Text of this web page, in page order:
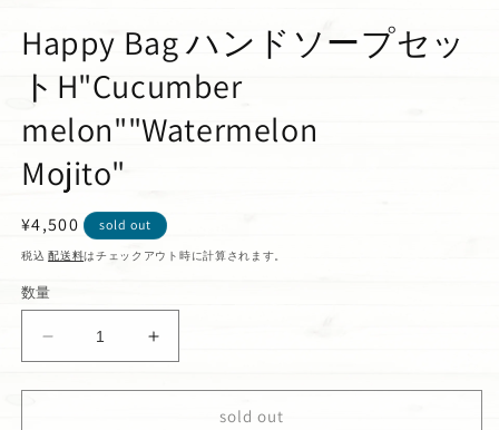
Happy Bag ハンドソープセッ
トH"Cucumber
melon""Watermelon
Mojito"
通
常
格
¥4,500 sold out
税込配送料はチェックアウト時に計算されます。
数量
Happy
Bag
ハ
Happy
Bag
ハ
sold out